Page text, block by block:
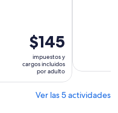
El
precio
es
de
por
$145
impuestos y
cargos incluidos
por adulto
Ver las 5 actividades